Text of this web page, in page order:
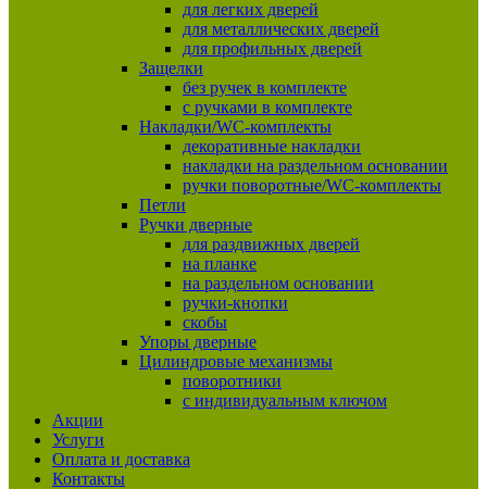
для легких дверей
для металлических дверей
для профильных дверей
Защелки
без ручек в комплекте
с ручками в комплекте
Накладки/WC-комплекты
декоративные накладки
накладки на раздельном основании
ручки поворотные/WC-комплекты
Петли
Ручки дверные
для раздвижных дверей
на планке
на раздельном основании
ручки-кнопки
скобы
Упоры дверные
Цилиндровые механизмы
поворотники
с индивидуальным ключом
Акции
Услуги
Оплата и доставка
Контакты